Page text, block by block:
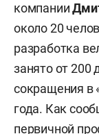
компании
около 20
разработка
занято от 200
сокращения в
года. Как
первичной